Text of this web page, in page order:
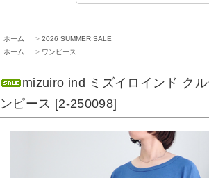
ホーム > 2026 SUMMER SALE
ホーム
> ワンピース
mizuiro ind ミズイロインド ク
ンピース [2-250098]